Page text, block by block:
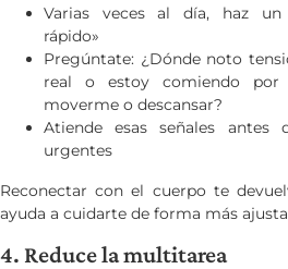
Varias veces al día, haz un
rápido»
Pregúntate: ¿Dónde noto
real o estoy comiendo por
moverme o descansar?
Atiende esas señales antes
urgentes
Reconectar con el cuerpo te
ayuda a cuidarte de forma más
4. Reduce la multitarea